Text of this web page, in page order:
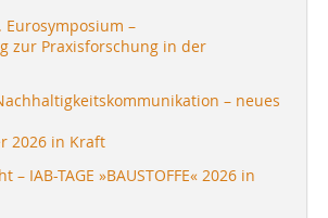
–
zur Praxisforschung in der
– neues
2026 in Kraft
IAB-TAGE »BAUSTOFFE« 2026 in